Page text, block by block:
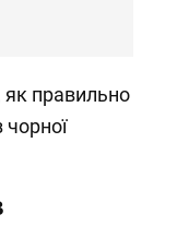
як правильно
чорної